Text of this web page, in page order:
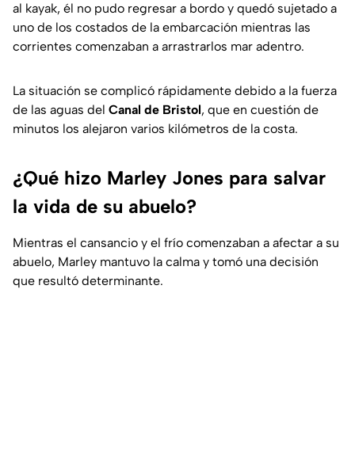
al kayak, él no pudo regresar a bordo y quedó sujetado a
uno de los costados de la embarcación mientras las
corrientes comenzaban a arrastrarlos mar adentro.
La situación se complicó rápidamente debido a la fuerza
de las aguas del Canal de Bristol, que en cuestión de
minutos los alejaron varios kilómetros de la costa.
¿Qué hizo Marley Jones para salvar
la vida de su abuelo?
Mientras el cansancio y el frío comenzaban a afectar a su
abuelo, Marley mantuvo la calma y tomó una decisión
que resultó determinante.